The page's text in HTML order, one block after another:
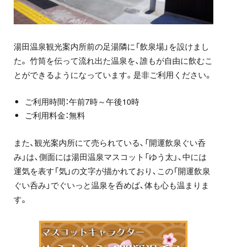
湯田温泉観光案内所前の足湯隣に「飲泉場」を設けまし
た。 竹筒を伝って流れ出た温泉を、誰もが自由に飲むこ
とができるようになっています。是非ご利用ください。
ご利用時間：午前7時～午後10時
ご利用料金：無料
また、観光案内所にて売られている、「開運飲泉ぐい呑
み」は、側面には湯田温泉マスコット「ゆう太」、中には
運気を表す「気」の文字が描かれており、この「開運飲泉
ぐい呑み」でぐいっと温泉を呑めば、体も心も温まりま
す。